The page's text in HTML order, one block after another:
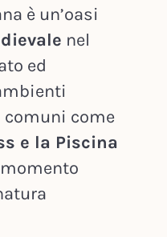
è un’oasi
nel
ed
come
e la Piscina